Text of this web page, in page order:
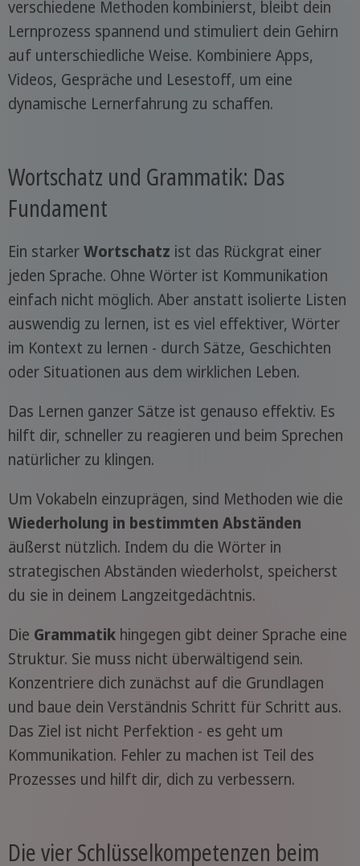
verschiedene Methoden kombinierst, bleibt dein
Lernprozess spannend und stimuliert dein Gehirn
auf unterschiedliche Weise. Kombiniere Apps,
Videos, Gespräche und Lesestoff, um eine
dynamische Lernerfahrung zu schaffen.
Wortschatz und Grammatik: Das
Fundament
Ein starkerWortschatz ist das Rückgrat einer
jeden Sprache. Ohne Wörter ist Kommunikation
einfach nicht möglich. Aber anstatt isolierte Listen
auswendig zu lernen, ist es viel effektiver, Wörter
im Kontext zu lernen - durch Sätze, Geschichten
oder Situationen aus dem wirklichen Leben.
Das Lernen ganzer Sätze ist genauso effektiv. Es
hilft dir, schneller zu reagieren und beim Sprechen
natürlicher zu klingen.
Um Vokabeln einzuprägen, sind Methoden wie die
Wiederholung in bestimmten Abständen
äußerst nützlich. Indem du die Wörter in
strategischen Abständen wiederholst, speicherst
du sie in deinem Langzeitgedächtnis.
Die Grammatikhingegen gibt deiner Sprache eine
Struktur. Sie muss nicht überwältigend sein.
Konzentriere dich zunächst auf die Grundlagen
und baue dein Verständnis Schritt für Schritt aus.
Das Ziel ist nicht Perfektion - es geht um
Kommunikation. Fehler zu machen ist Teil des
Prozesses und hilft dir, dich zu verbessern.
Die vier Schlüsselkompetenzen beim